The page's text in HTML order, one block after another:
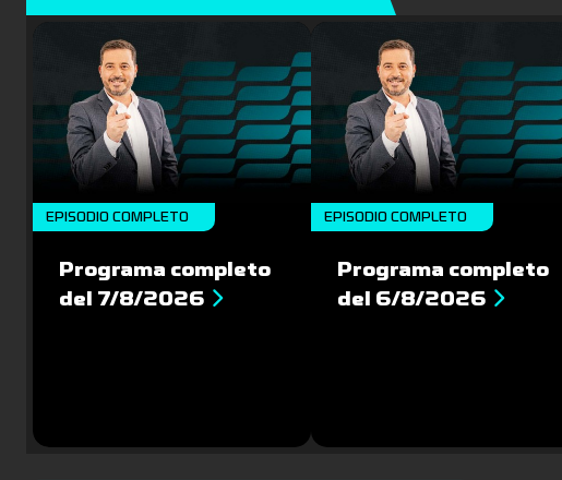
EPISODIO COMPLETO
Programa completo
del 7/8/2026
EPISODIO COMPLETO
Programa completo
del 6/8/2026